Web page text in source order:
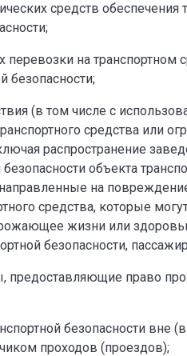
средств обеспечения
на
безопасности;
(в том числе с
средства или
распространение
объекта
направленные на
средства, которые
жизни или
безопасности,
право
безопасности вне
проходов (проездов);